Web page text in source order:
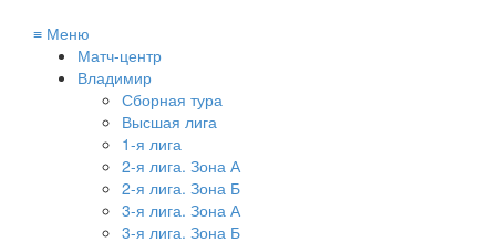
≡ Меню
Матч-центр
Владимир
Сборная тура
Высшая лига
1-я лига
2-я лига. Зона А
2-я лига. Зона Б
3-я лига. Зона А
3-я лига. Зона Б